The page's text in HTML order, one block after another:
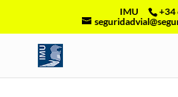
IMU
+34